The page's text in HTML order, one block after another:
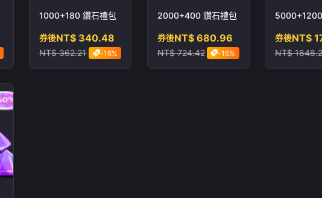
1000+180 鑽石禮包
券後NT$ 340.48
NT$ 362.21 -16%
2000+400 鑽石禮包
券後NT$ 680.96
NT$ 724.42 -16%
5000+1200
券後NT$
NT$ 1848.2